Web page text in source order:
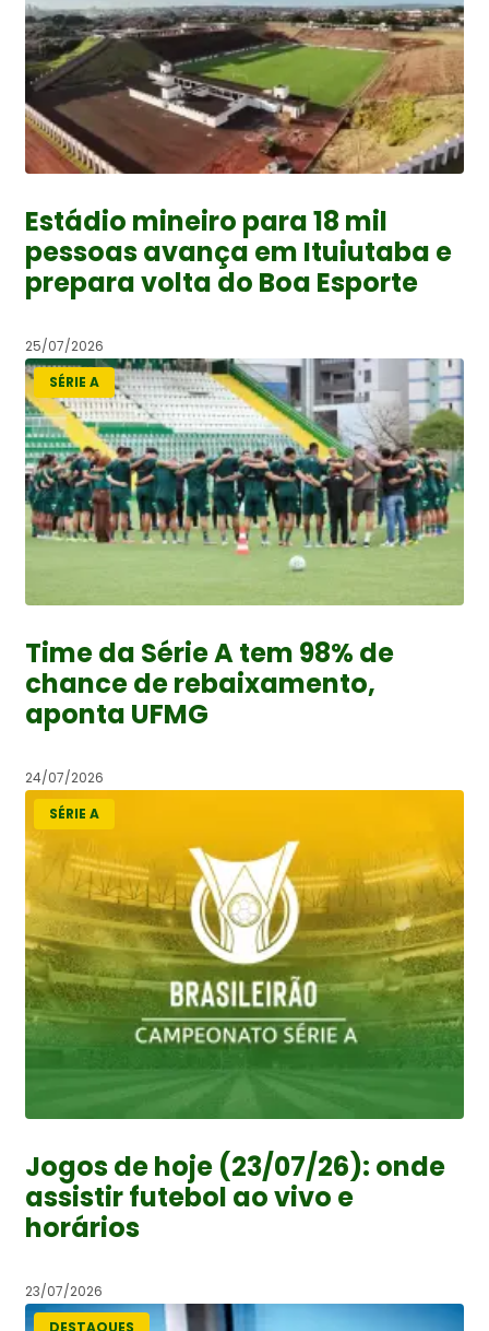
Estádio mineiro para 18 mil
pessoas avança em Ituiutaba e
prepara volta do Boa Esporte
25/07/2026
SÉRIE A
Time da Série A tem 98% de
chance de rebaixamento,
aponta UFMG
24/07/2026
SÉRIE A
Jogos de hoje (23/07/26): onde
assistir futebol ao vivo e
horários
23/07/2026